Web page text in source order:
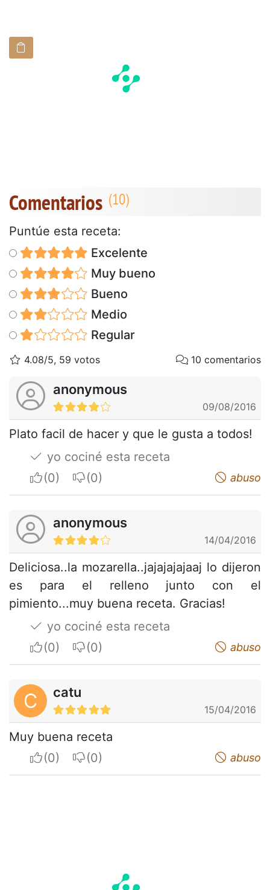
Comentarios
Puntúe esta receta:
Excelente
Muy bueno
Bueno
Medio
Regular
4.08/5, 59 votos 10 comentarios
anonymous
09/08/2016
Plato facil de hacer y que le gusta a todos!
yo cociné esta receta
I apreciateI do not appreciate abuso
anonymous
14/04/2016
Deliciosa..la mozarella..jajajajajaaj lo dijeron
es para el relleno junto con el
pimiento...muy buena receta. Gracias!
yo cociné esta receta
I apreciateI do not appreciate abuso
C catu
15/04/2016
Muy buena receta
I apreciateI do not appreciate abuso